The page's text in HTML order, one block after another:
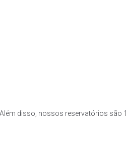
disso, nossos reservatórios são